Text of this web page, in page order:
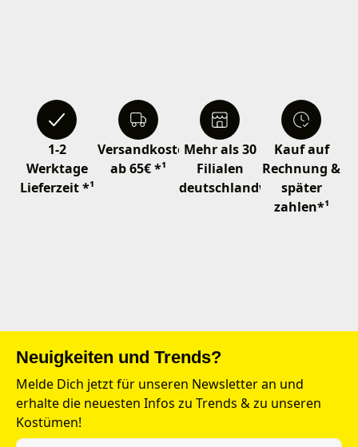
1-2
Werktage
Lieferzeit *¹
Versandkostenfrei
ab 65€ *¹
Mehr als 30
Filialen
deutschlandweit
Kauf auf
Rechnung &
später
zahlen*¹
Neuigkeiten und Trends?
Melde Dich jetzt für unseren Newsletter an und
erhalte die neuesten Infos zu Trends & zu unseren
Kostümen!